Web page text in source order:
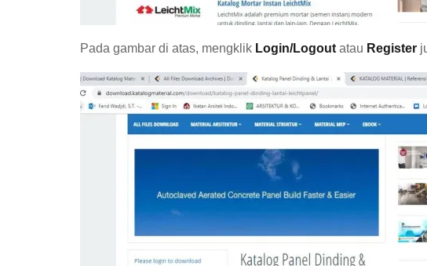
Pada gambar di atas, mengklik Login/Logout atau Register